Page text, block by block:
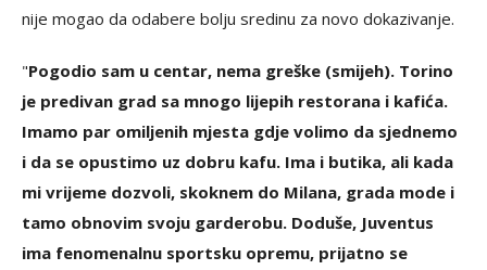
nije mogao da odabere bolju sredinu za novo dokazivanje.
"Pogodio sam u centar, nema greške (smijeh). Torino
je predivan grad sa mnogo lijepih restorana i kafića.
Imamo par omiljenih mjesta gdje volimo da sjednemo
i da se opustimo uz dobru kafu. Ima i butika, ali kada
mi vrijeme dozvoli, skoknem do Milana, grada mode i
tamo obnovim svoju garderobu. Doduše, Juventus
ima fenomenalnu sportsku opremu, prijatno se